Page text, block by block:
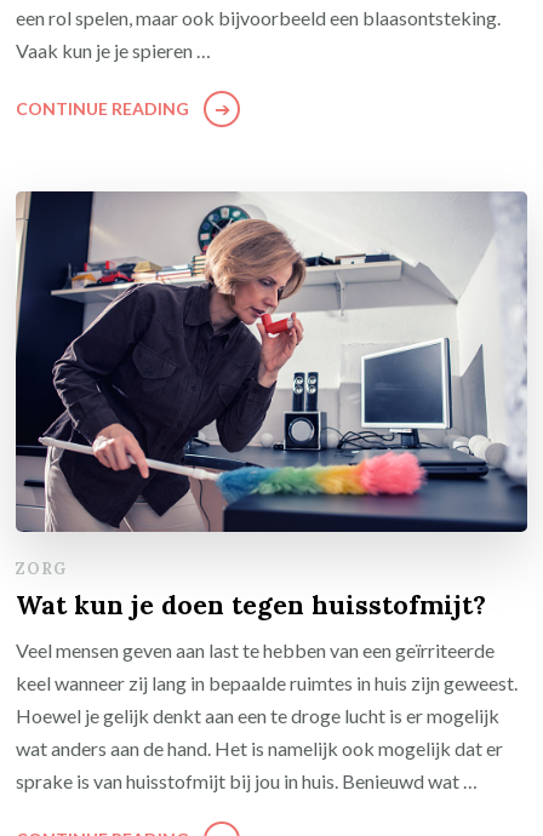
een rol spelen, maar ook bijvoorbeeld een blaasontsteking.
Vaak kun je je spieren …
CONTINUE READING
ZORG
Wat kun je doen tegen huisstofmijt?
Veel mensen geven aan last te hebben van een geïrriteerde
keel wanneer zij lang in bepaalde ruimtes in huis zijn geweest.
Hoewel je gelijk denkt aan een te droge lucht is er mogelijk
wat anders aan de hand. Het is namelijk ook mogelijk dat er
sprake is van huisstofmijt bij jou in huis. Benieuwd wat …